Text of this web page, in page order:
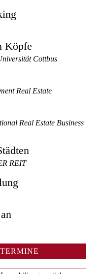
Köpfe
Cottbus
Real Estate
Real Estate Business
REIT